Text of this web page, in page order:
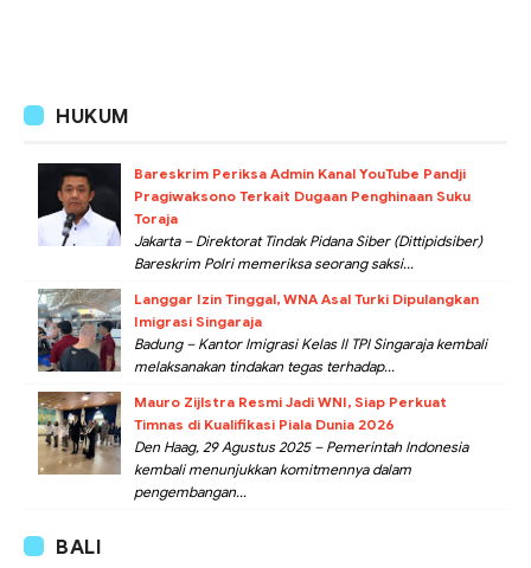
HUKUM
Bareskrim Periksa Admin Kanal YouTube Pandji
Pragiwaksono Terkait Dugaan Penghinaan Suku
Toraja
Jakarta – Direktorat Tindak Pidana Siber (Dittipidsiber)
Bareskrim Polri memeriksa seorang saksi...
Langgar Izin Tinggal, WNA Asal Turki Dipulangkan
Imigrasi Singaraja
Badung – Kantor Imigrasi Kelas II TPI Singaraja kembali
melaksanakan tindakan tegas terhadap...
Mauro Zijlstra Resmi Jadi WNI, Siap Perkuat
Timnas di Kualifikasi Piala Dunia 2026
Den Haag, 29 Agustus 2025 – Pemerintah Indonesia
kembali menunjukkan komitmennya dalam
pengembangan...
BALI